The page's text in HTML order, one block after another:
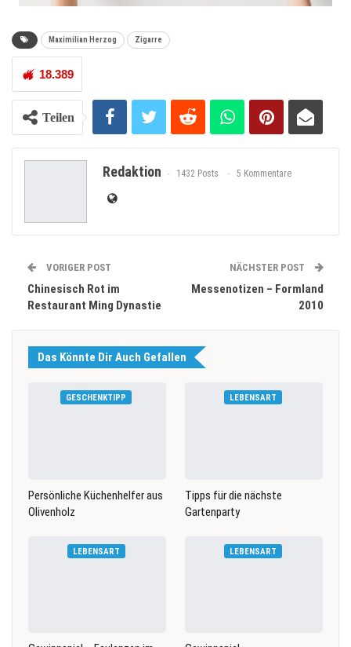
Maximilian Herzog Zigarre
18.389
Teilen
Redaktion 1432 Posts 5 Kommentare
VORIGER POST
Chinesisch Rot im
Restaurant Ming Dynastie
NÄCHSTER POST
Messenotizen – Formland
2010
Das Könnte Dir Auch Gefallen
GESCHENKTIPP
Persönliche Küchenhelfer aus
Olivenholz
LEBENSART
Tipps für die nächste
Gartenparty
LEBENSART LEBENSART